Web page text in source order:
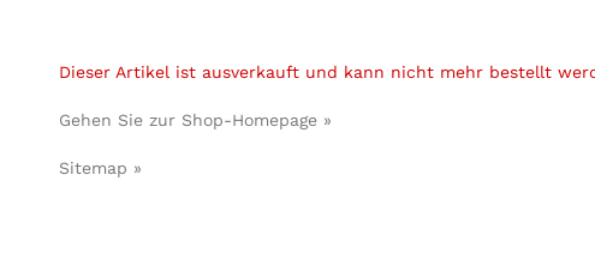
Dieser Artikel ist ausverkauft und kann nicht mehr bestellt
Gehen Sie zur Shop-Homepage »
Sitemap »